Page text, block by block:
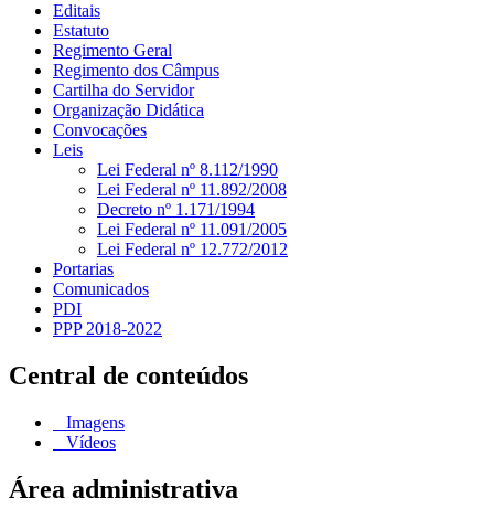
Editais
Estatuto
Regimento Geral
Regimento dos Câmpus
Cartilha do Servidor
Organização Didática
Convocações
Leis
Lei Federal nº 8.112/1990
Lei Federal nº 11.892/2008
Decreto nº 1.171/1994
Lei Federal nº 11.091/2005
Lei Federal nº 12.772/2012
Portarias
Comunicados
PDI
PPP 2018-2022
Central de conteúdos
Imagens
Vídeos
Área administrativa